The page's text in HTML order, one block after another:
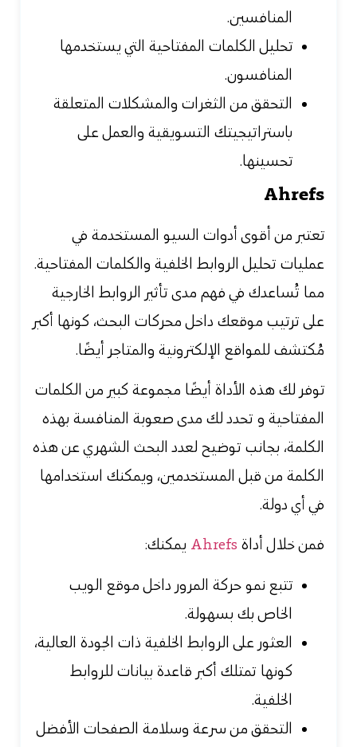
المنافسين.
تحليل الكلمات المفتاحية التي يستخدمها
المنافسون.
التحقق من الثغرات والمشكلات المتعلقة
باستراتيجيتك التسويقية والعمل على
تحسينها.
Ahrefs
تعتبر من أقوى أدوات السيو المستخدمة في
عمليات تحليل الروابط الخلفية والكلمات المفتاحية.
مما تُساعدك في فهم مدى تأثير الروابط الخارجية
على ترتيب موقعك داخل محركات البحث، كونها أكبر
مُكتشف للمواقع الإلكترونية والمتاجر أيضًا.
توفر لك هذه الأداة أيضًا مجموعة كبير من الكلمات
المفتاحية و تحدد لك مدى صعوبة المنافسة بهذه
الكلمة، بجانب توضيح لعدد البحث الشهري عن هذه
الكلمة من قبل المستخدمين، ويمكنك استخدامها
في أي دولة.
فمن خلال أداة Ahrefs يمكنك:
تتبع نمو حركة المرور داخل موقع الويب
الخاص بك بسهولة.
العثور على الروابط الخلفية ذات الجودة العالية،
كونها تمتلك أكبر قاعدة بيانات للروابط
الخلفية.
التحقق من سرعة وسلامة الصفحات الأفضل